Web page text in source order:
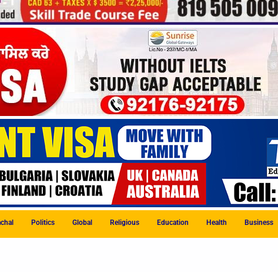
Politics Global Religious Education Health Business